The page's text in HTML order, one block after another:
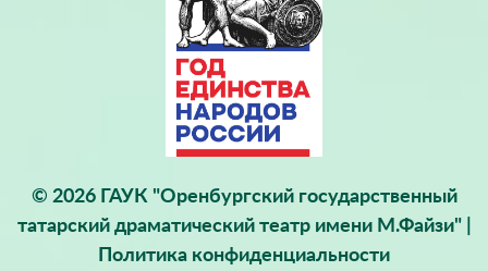
© 2026 ГАУК "Оренбургский государственный
татарский драматический театр имени М.Файзи" |
Политика конфиденциальности